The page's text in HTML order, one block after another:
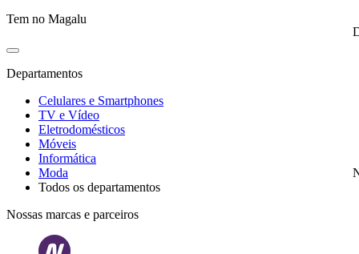
Tem no Magalu
Departamentos
Celulares e Smartphones
TV e Vídeo
Eletrodomésticos
Móveis
Informática
Moda
Todos os departamentos
Nossas marcas e parceiros